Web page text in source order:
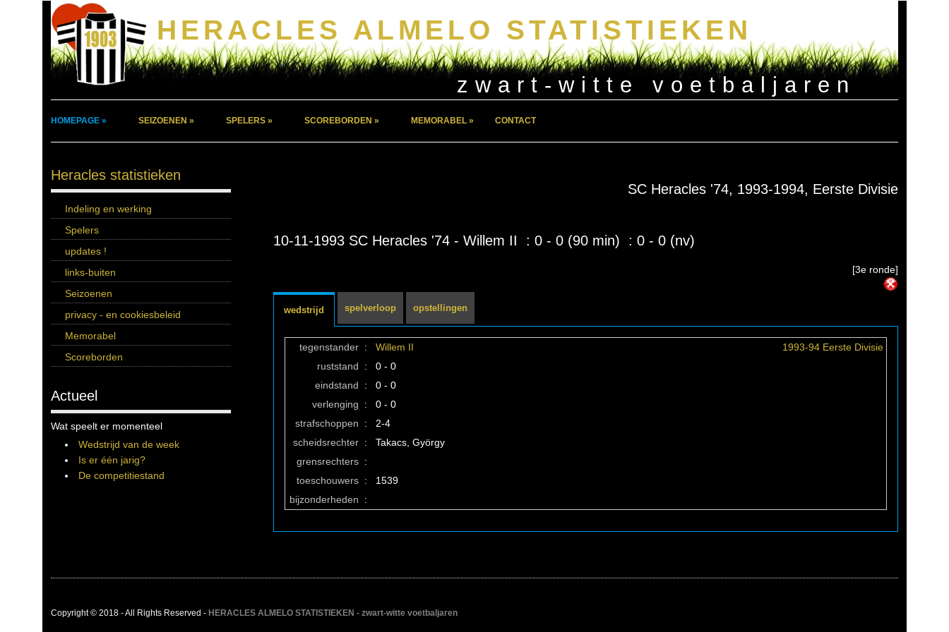
HERACLES ALMELO STATISTIEKEN
zwart-witte voetbaljaren
HOMEPAGE » SEIZOENEN » SPELERS » SCOREBORDEN » MEMORABEL » CONTACT
Heracles statistieken
Indeling en werking
Spelers
updates !
links-buiten
Seizoenen
privacy - en cookiesbeleid
Memorabel
Scoreborden
Actueel
Wat speelt er momenteel
Wedstrijd van de week
Is er één jarig?
De competitiestand
SC Heracles '74, 1993-1994, Eerste Divisie
10-11-1993 SC Heracles '74 - Willem II : 0 - 0 (90 min) : 0 - 0 (nv)
[3e ronde]
wedstrijd spelverloop opstellingen
tegenstander : Willem II
1993-94 Eerste Divisie
ruststand
:
0 - 0
eindstand
:
0 - 0
verlenging
:
0 - 0
strafschoppen
:
2-4
scheidsrechter :
Takacs, György
grensrechters :
toeschouwers :
1539
bijzonderheden
:
Copyright © 2018 - All Rights Reserved - HERACLES ALMELO STATISTIEKEN - zwart-witte voetbaljaren